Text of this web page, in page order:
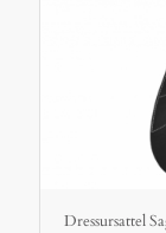
Dressursattel